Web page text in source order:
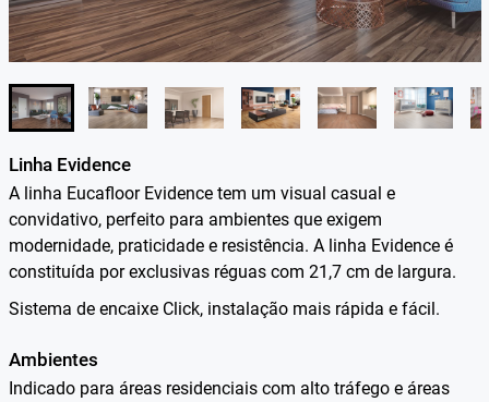
Linha Evidence
A linha Eucafloor Evidence tem um visual casual e
convidativo, perfeito para ambientes que exigem
modernidade, praticidade e resistência. A linha Evidence é
constituída por exclusivas réguas com 21,7 cm de largura.
Sistema de encaixe Click, instalação mais rápida e fácil.
Ambientes
Indicado para áreas residenciais com alto tráfego e áreas